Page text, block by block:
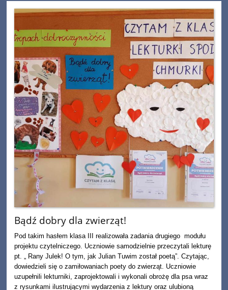
Bądź dobry dla zwierząt!
Pod takim hasłem klasa III realizowała zadania drugiego modułu
projektu czytelniczego. Uczniowie samodzielnie przeczytali lekturę
pt. „ Rany Julek! O tym, jak Julian Tuwim został poetą”. Czytając,
dowiedzieli się o zamiłowaniach poety do zwierząt. Uczniowie
uzupełnili lekturniki, zaprojektowali i wykonali obrożę dla psa wraz
z rysunkami ilustrującymi wydarzenia z lektury oraz ulubioną